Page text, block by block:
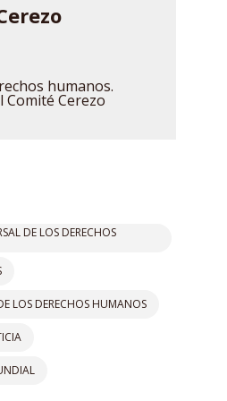
humanos.
Cerezo
DE LOS DERECHOS
LOS DERECHOS HUMANOS